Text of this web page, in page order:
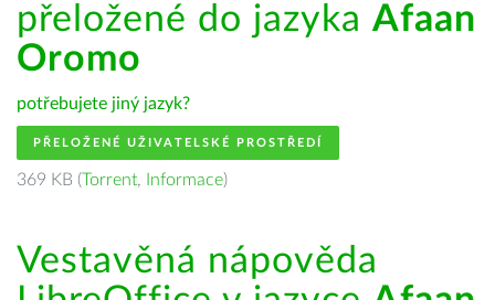
přeložené do jazyka Afaan
Oromo
potřebujete jiný jazyk?
PŘELOŽENÉ UŽIVATELSKÉ PROSTŘEDÍ
369 KB (Torrent, Informace)
Vestavěná nápověda